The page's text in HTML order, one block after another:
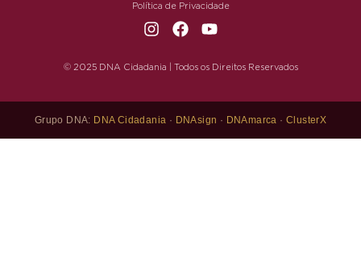
© 2025 DNA Cidadania | Todos os Direitos Reservados
Política de Privacidade
Grupo DNA: DNA Cidadania · DNAsign · DNAmarca ·ClusterX